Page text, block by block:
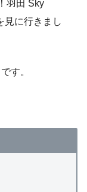
羽田 Sky
見に行きまし
す。